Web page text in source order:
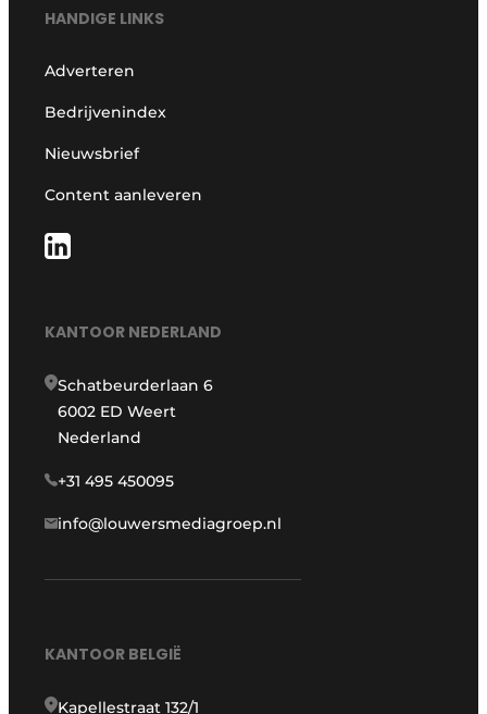
HANDIGE LINKS
Adverteren
Bedrijvenindex
Nieuwsbrief
Content aanleveren
KANTOOR NEDERLAND
Schatbeurderlaan 6
6002 ED Weert
Nederland
+31 495 450095
info@louwersmediagroep.nl
KANTOOR BELGIË
Kapellestraat 132/1